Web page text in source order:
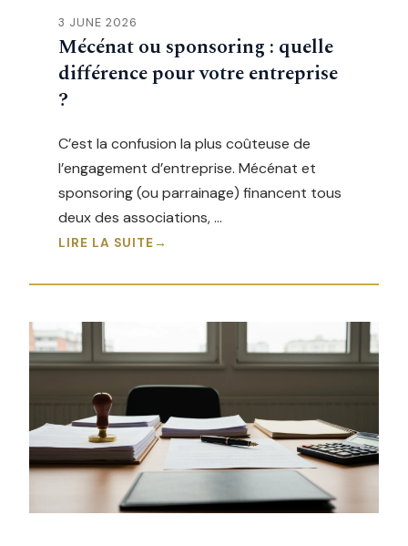
3 JUNE 2026
Mécénat ou sponsoring : quelle
différence pour votre entreprise
?
C’est la confusion la plus coûteuse de
l’engagement d’entreprise. Mécénat et
sponsoring (ou parrainage) financent tous
deux des associations, …
LIRE LA SUITE